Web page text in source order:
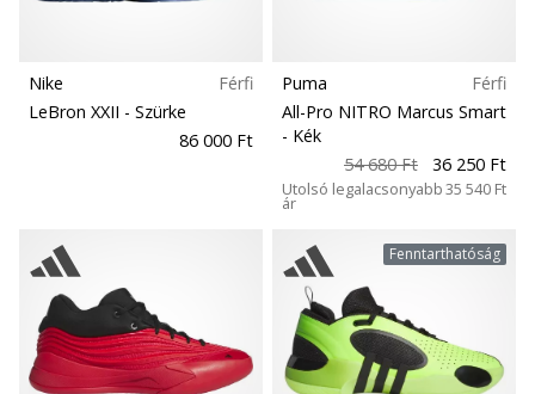
Nike
Férfi
LeBron XXII - Szürke
86 000 Ft
Puma
Férfi
All-Pro NITRO Marcus Smart
- Kék
54 680 Ft
36 250 Ft
Utolsó legalacsonyabb
ár
35 540 Ft
Fenntarthatóság